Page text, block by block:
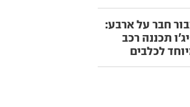
חבר על ארבע:
תכננה רכב
לכלבים